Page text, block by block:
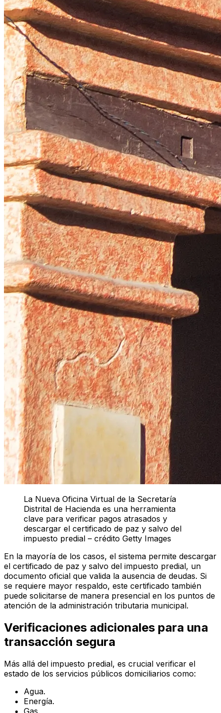
La Nueva Oficina Virtual de la Secretaría
Distrital de Hacienda es una herramienta
clave para verificar pagos atrasados y
descargar el certificado de paz y salvo del
impuesto predial – crédito Getty Images
En la mayoría de los casos, el sistema permite descargar
el certificado de paz y salvo del impuesto predial, un
documento oficial que valida la ausencia de deudas. Si
se requiere mayor respaldo, este certificado también
puede solicitarse de manera presencial en los puntos de
atención de la administración tributaria municipal.
Verificaciones adicionales para una
transacción segura
Más allá del impuesto predial, es crucial verificar el
estado de los servicios públicos domiciliarios como:
Agua.
Energía.